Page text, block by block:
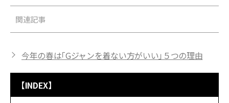
関連記事
今年の春は「Gジャンを着ない方がいい」５つの理由
【INDEX】